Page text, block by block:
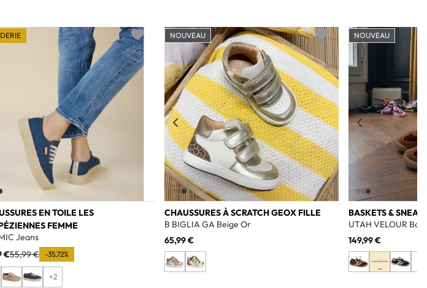
EN TOILE LES
FEMME
Jeans
€55,99 € -35,72%
+2
Add to wishlist
CHAUSSURES À SCRATCH GEOX FILLE
B BIGLIA GA Beige Or
65,99 €
NOUVEAU
Add to wishlist
BASKETS &
UTAH VELOUR
149,99 €
NOUVEAU